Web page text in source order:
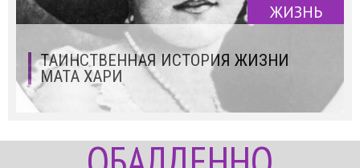
ЖИЗНЬ
ТАИНСТВЕННАЯ ИСТОРИЯ ЖИЗНИ
МАТА ХАРИ